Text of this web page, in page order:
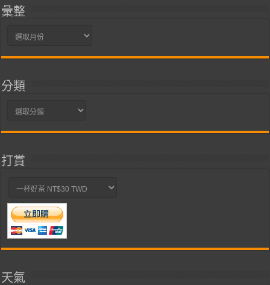
彙整
彙
分類
分
打賞
天氣